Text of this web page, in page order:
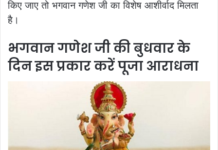
किए जाए तो भगवान गणेश जी का विशेष आशीर्वाद मिलता
है।
भगवान गणेश जी की बुधवार के
दिन इस प्रकार करें पूजा आराधना